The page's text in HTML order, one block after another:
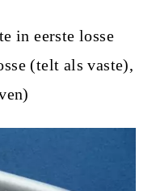
in eerste losse
(telt als vaste),